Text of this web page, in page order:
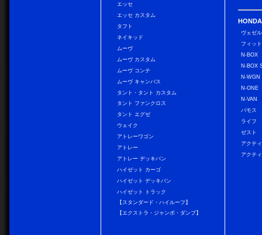
エッセ
エッセ カスタム
タフト
ネイキッド
ムーヴ
ムーヴ カスタム
ムーヴ コンテ
ムーヴ キャンバス
タント・タント カスタム
タント ファンクロス
タント エグゼ
ウェイク
アトレーワゴン
アトレー
アトレー デッキバン
ハイゼット カーゴ
ハイゼット デッキバン
ハイゼット トラック
【スタンダード・ハイルーフ】
【エクストラ・ジャンボ・ダンプ】
HONDA
ヴェゼル
フィット
N-BOX
N-BOX
N-WGN
N-ONE
N-VAN
バモス
ライフ
ゼスト
アクテ
アクテ